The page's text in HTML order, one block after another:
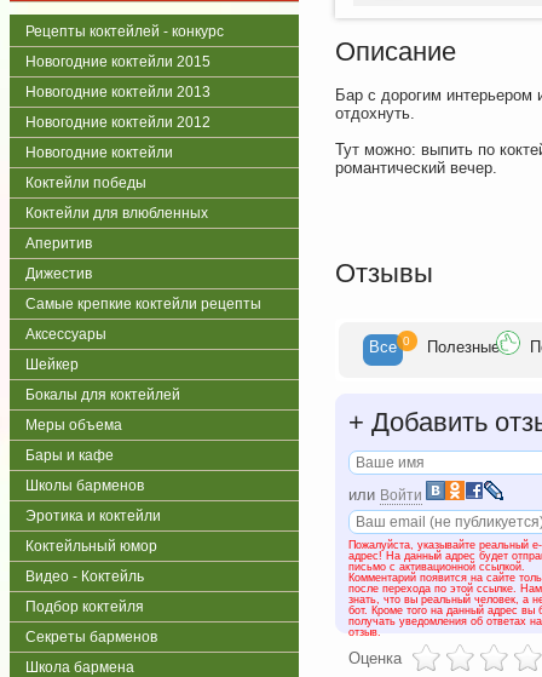
Рецепты коктейлей - конкурс
Новогодние коктейли 2015
Новогодние коктейли 2013
Новогодние коктейли 2012
Новогодние коктейли
Коктейли победы
Коктейли для влюбленных
Аперитив
Дижестив
Самые крепкие коктейли рецепты
Аксессуары
Шейкер
Бокалы для коктейлей
Меры объема
Бары и кафе
Школы барменов
Эротика и коктейли
Коктейльный юмор
Видео - Коктейль
Подбор коктейля
Секреты барменов
Школа бармена
Описание
Бар с дорогим интерьером
отдохнуть.
Тут можно: выпить по
романтический вечер.
Отзывы
Все 0 Полезные
+ Добавить
или Войти
Пожалуйста, указывайте реальный
адрес! На данный адрес будет
письмо с активационной ссылкой.
Комментарий появится на сайте
после перехода по этой ссылке.
знать, что вы реальный человек, а
бот. Кроме того на данный адрес вы
получать уведомления об ответах
отзыв.
Оценка